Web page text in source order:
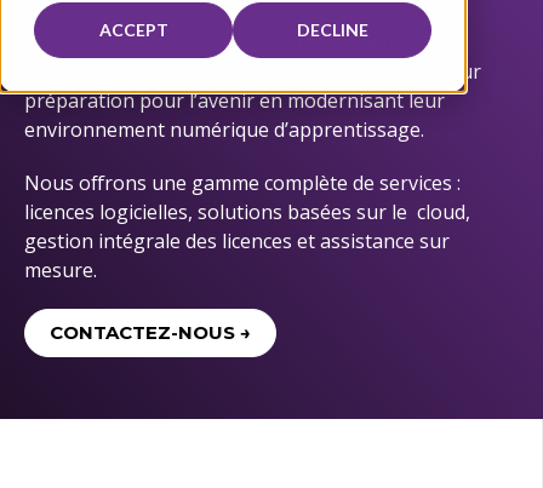
ACCEPT DECLINE
Academic Software aide les établissements
d’enseignement secondaire et supérieur dans leur
préparation pour l’avenir en modernisant leur
environnement numérique d’apprentissage.
Nous offrons une gamme complète de services :
licences logicielles, solutions basées sur le cloud,
gestion intégrale des licences et assistance sur
mesure.
CONTACTEZ-NOUS →